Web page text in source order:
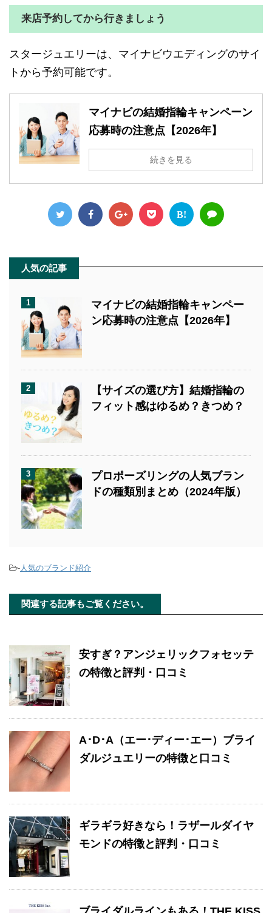
来店予約してから行きましょう
スタージュエリーは、マイナビウエディングのサイ
トから予約可能です。
マイナビの結婚指輪キャンペーン
応募時の注意点【2026年】
続きを見る
B!
人気の記事
1
マイナビの結婚指輪キャンペー
ン応募時の注意点【2026年】
2
【サイズの選び方】結婚指輪の
フィット感はゆるめ？きつめ？
3
プロポーズリングの人気ブラン
ドの種類別まとめ（2024年版）
- 人気のブランド紹介
関連する記事もご覧ください。
安すぎ？アンジェリックフォセッテ
の特徴と評判・口コミ
A･D･A（エー･ディー･エー）ブライ
ダルジュエリーの特徴と口コミ
ギラギラ好きなら！ラザールダイヤ
モンドの特徴と評判・口コミ